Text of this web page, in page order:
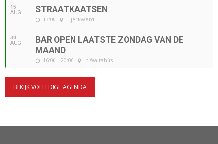
15
AUG STRAATKAATSEN
13:00 Tjerkwerd
30
AUG
BAR OPEN LAATSTE ZONDAG VAN DE
MAAND
16:00 - 20:00 't Waltahûs
BEKIJK VOLLEDIGE AGENDA